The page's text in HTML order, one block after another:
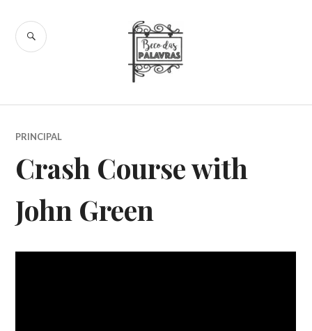
content
Beco das
Palavras
SEARCH
PRINCIPAL
Crash Course with
John Green